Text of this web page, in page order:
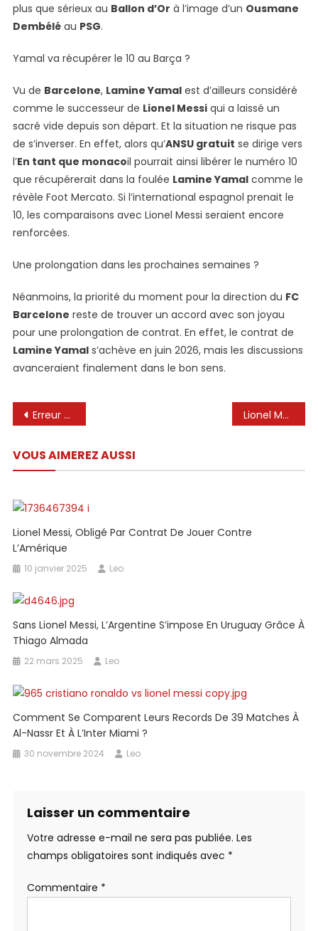
plus que sérieux au Ballon d’Or à l’image d’un Ousmane
Dembéléau PSG.
Yamal va récupérer le 10 au Barça ?
Vu de Barcelone, Lamine Yamalest d’ailleurs considéré
comme le successeur de Lionel Messiqui a laissé un
sacré vide depuis son départ. Et la situation ne risque pas
de s’inverser. En effet, alors qu’ANSU gratuit se dirige vers
l’En tant que monacoil pourrait ainsi libérer le numéro 10
que récupérerait dans la foulée Lamine Yamalcomme le
révèle Foot Mercato. Si l’international espagnol prenait le
10, les comparaisons avec Lionel Messi seraient encore
renforcées.
Une prolongation dans les prochaines semaines ?
Néanmoins, la priorité du moment pour la direction du FC
Barcelone reste de trouver un accord avec son joyau
pour une prolongation de contrat. En effet, le contrat de
Lamine Yamals’achève en juin 2026, mais les discussions
avanceraient finalement dans le bon sens.
Navigation
l’article
Erreur 403 Lionel Messi joue-t-il ce soir? Inter Miami Visitez Philadelphia Union le 2025 MLS MatchDay 15
VOUS AIMEREZ AUSSI
Lionel Messi, Obligé Par Contrat De Jouer Contre
L’Amérique
10 janvier 2025 Leo
Sans Lionel Messi, L’Argentine S’impose En Uruguay Grâce À
Thiago Almada
22 mars 2025 Leo
Comment Se Comparent Leurs Records De 39 Matches À
Al-Nassr Et À L’Inter Miami ?
30 novembre 2024 Leo
Laisser un commentaire
Votre adresse e-mail ne sera pas publiée. Les
champs obligatoires sont indiqués avec *
Commentaire *